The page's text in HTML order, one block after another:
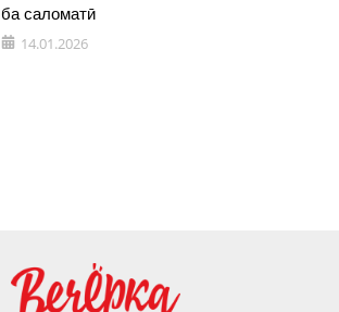
ба саломатӣ
14.01.2026